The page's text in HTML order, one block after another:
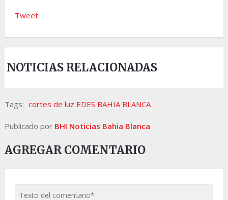
Tweet
NOTICIAS RELACIONADAS
Tags: cortes de luz EDES BAHIA BLANCA
Publicado por BHI Noticias Bahia Blanca
AGREGAR COMENTARIO